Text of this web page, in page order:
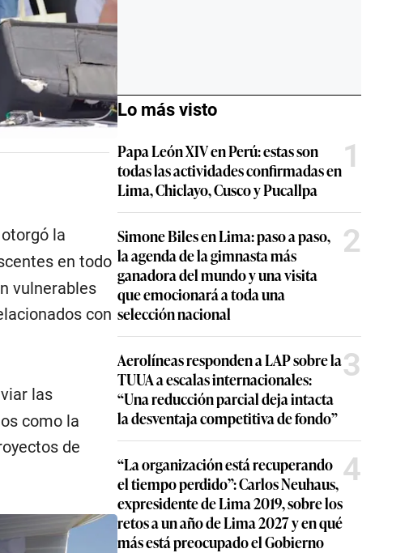
la
en todo
vulnerables
con
las
como la
de
Lo más visto
Papa León XIV en Perú: estas son
todas las actividades confirmadas en
Lima, Chiclayo, Cusco y Pucallpa
1
Simone Biles en Lima: paso a paso,
la agenda de la gimnasta más
ganadora del mundo y una visita
que emocionará a toda una
selección nacional
2
Aerolíneas responden a LAP sobre la
TUUA a escalas internacionales:
“Una reducción parcial deja intacta
la desventaja competitiva de fondo”
3
“La organización está recuperando
el tiempo perdido”: Carlos Neuhaus,
expresidente de Lima 2019, sobre los
retos a un año de Lima 2027 y en qué
más está preocupado el Gobierno
4